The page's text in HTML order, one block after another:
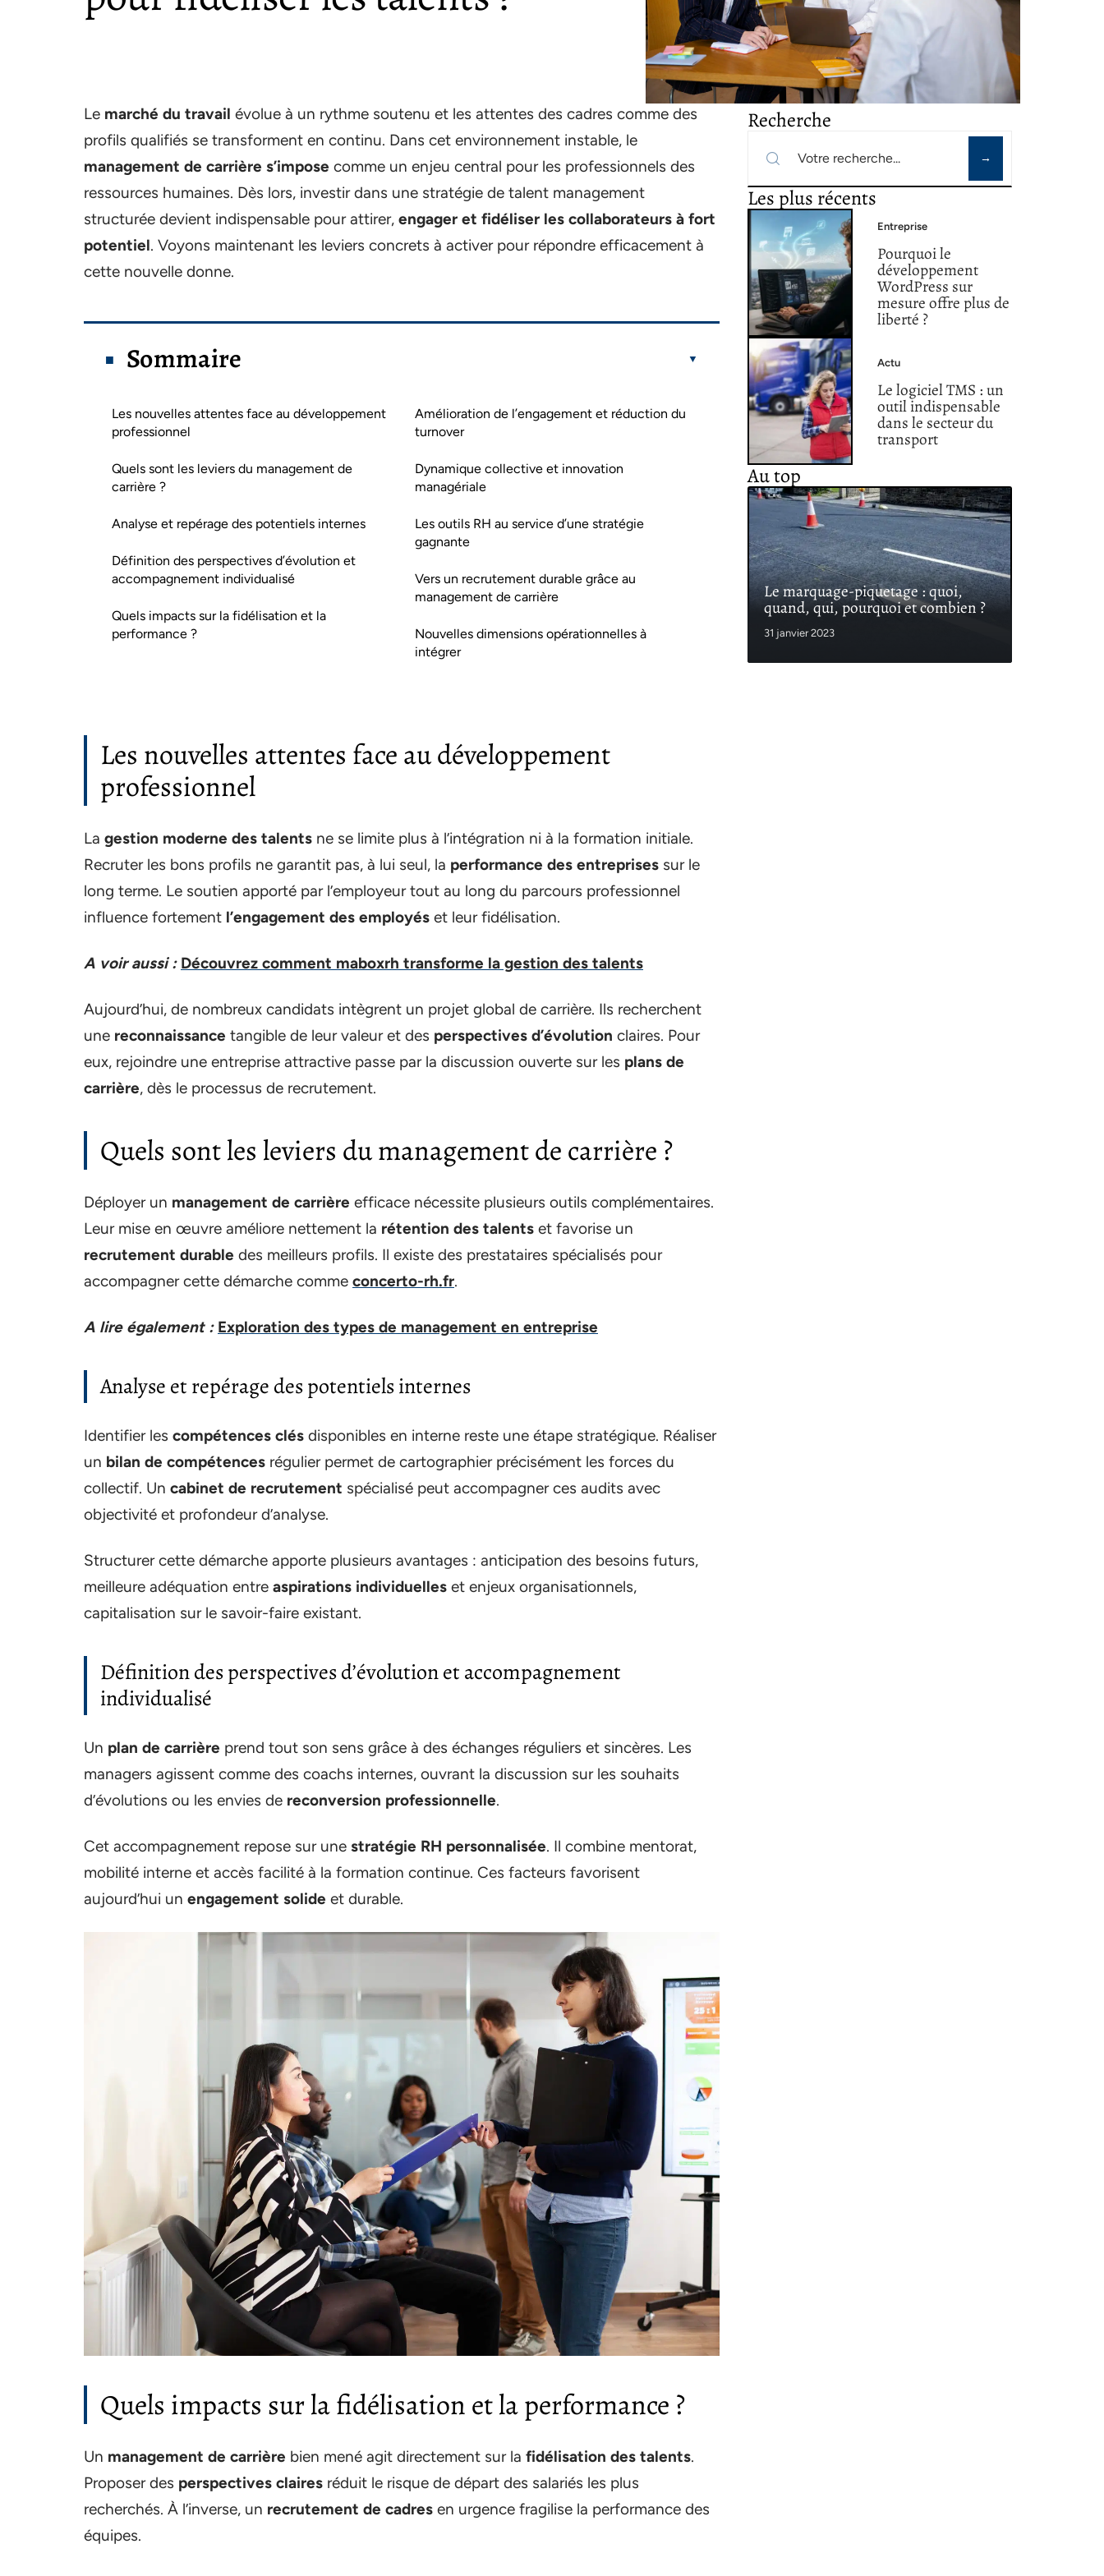
Le marché du travail évolue à un rythme soutenu et les attentes des cadres comme des
profils qualifiés se transforment en continu. Dans cet environnement instable, le
management de carrière s’impose comme un enjeu central pour les professionnels des
ressources humaines. Dès lors, investir dans une stratégie de talent management
structurée devient indispensable pour attirer, engager et fidéliser les collaborateurs à fort
potentiel. Voyons maintenant les leviers concrets à activer pour répondre efficacement à
cette nouvelle donne.
Sommaire
Les nouvelles attentes face au développement
professionnel
Quels sont les leviers du management de
carrière ?
Analyse et repérage des potentiels internes
Définition des perspectives d’évolution et
accompagnement individualisé
Quels impacts sur la fidélisation et la
performance ?
Amélioration de l’engagement et réduction du
turnover
Dynamique collective et innovation
managériale
Les outils RH au service d’une stratégie
gagnante
Vers un recrutement durable grâce au
management de carrière
Nouvelles dimensions opérationnelles à
intégrer
Les nouvelles attentes face au développement
professionnel
La gestion moderne des talents ne se limite plus à l’intégration ni à la formation initiale.
Recruter les bons profils ne garantit pas, à lui seul, la performance des entreprises sur le
long terme. Le soutien apporté par l’employeur tout au long du parcours professionnel
influence fortement l’engagement des employés et leur fidélisation.
A voir aussi : Découvrez comment maboxrh transforme la gestion des talents
Aujourd’hui, de nombreux candidats intègrent un projet global de carrière. Ils recherchent
une reconnaissance tangible de leur valeur et des perspectives d’évolution claires. Pour
eux, rejoindre une entreprise attractive passe par la discussion ouverte sur les plans de
carrière, dès le processus de recrutement.
Quels sont les leviers du management de carrière ?
Déployer un management de carrière efficace nécessite plusieurs outils complémentaires.
Leur mise en œuvre améliore nettement la rétention des talents et favorise un
recrutement durable des meilleurs profils. Il existe des prestataires spécialisés pour
accompagner cette démarche comme concerto-rh.fr.
A lire également : Exploration des types de management en entreprise
Analyse et repérage des potentiels internes
Identifier les compétences clés disponibles en interne reste une étape stratégique. Réaliser
un bilan de compétences régulier permet de cartographier précisément les forces du
collectif. Un cabinet de recrutement spécialisé peut accompagner ces audits avec
objectivité et profondeur d’analyse.
Structurer cette démarche apporte plusieurs avantages : anticipation des besoins futurs,
meilleure adéquation entre aspirations individuelles et enjeux organisationnels,
capitalisation sur le savoir-faire existant.
Définition des perspectives d’évolution et accompagnement
individualisé
Un plan de carrière prend tout son sens grâce à des échanges réguliers et sincères. Les
managers agissent comme des coachs internes, ouvrant la discussion sur les souhaits
d’évolutions ou les envies de reconversion professionnelle.
Cet accompagnement repose sur une stratégie RH personnalisée. Il combine mentorat,
mobilité interne et accès facilité à la formation continue. Ces facteurs favorisent
aujourd’hui un engagement solide et durable.
Quels impacts sur la fidélisation et la performance ?
Un management de carrière bien mené agit directement sur la fidélisation des talents.
Proposer des perspectives claires réduit le risque de départ des salariés les plus
recherchés. À l’inverse, un recrutement de cadres en urgence fragilise la performance des
équipes.
Recherche
Les plus récents
Entreprise
Pourquoi le
développement
WordPress sur
mesure offre plus de
liberté ?
Actu
Le logiciel TMS : un
outil indispensable
dans le secteur du
transport
Au top
Le marquage-piquetage : quoi,
quand, qui, pourquoi et combien ?
31 janvier 2023